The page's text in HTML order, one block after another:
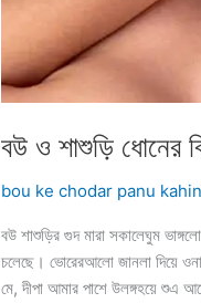
বউ ও শাশুড়ি ধোনের
bou ke chodar panu
বউ শাশুড়ির গুদ মারা সকালেঘুম
চলেছে। ভোরেরআলো জানলা দিয়ে
মে, দীপা আমার পাশে উলঙ্গহয়ে শুএ